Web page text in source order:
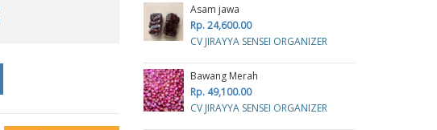
Asam jawa
Rp. 24,600.00
CV JIRAYYA SENSEI ORGANIZER
Bawang Merah
Rp. 49,100.00
CV JIRAYYA SENSEI ORGANIZER